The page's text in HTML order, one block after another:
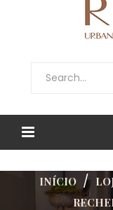
INÍCIO